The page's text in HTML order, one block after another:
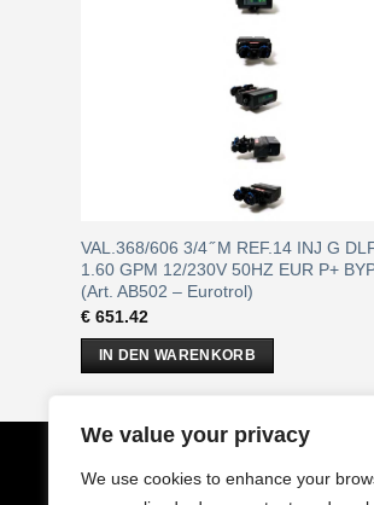
We value your privacy
We use cookies to enhance your
VAL.368/606 3/4 ̋ M REF.14 INJ G
1.60 GPM 12/230V 50HZ EUR P+
(Art. AB502 – Eurotrol)
€651.42
IN DEN WARENKORB
CobrAmGmbH